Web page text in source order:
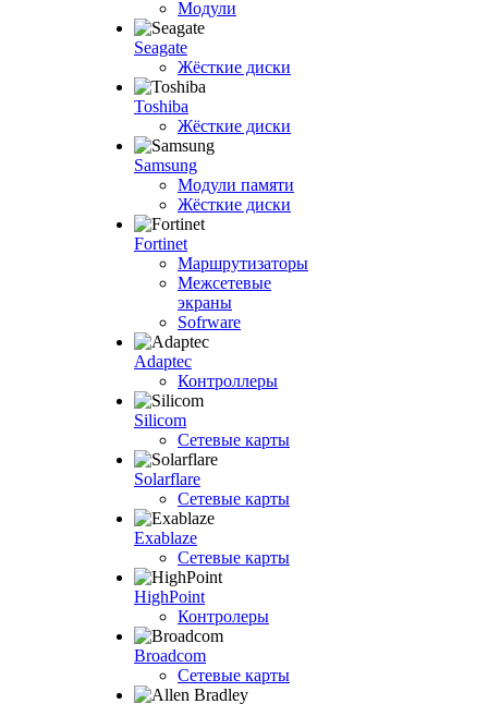
Модули
Seagate
Жёсткие диски
Toshiba
Жёсткие диски
Samsung
Модули памяти
Жёсткие диски
Fortinet
Маршрутизаторы
Межсетевые
экраны
Sofrware
Adaptec
Контроллеры
Silicom
Сетевые карты
Solarflare
Сетевые карты
Exablaze
Сетевые карты
HighPoint
Контролеры
Broadcom
Сетевые карты